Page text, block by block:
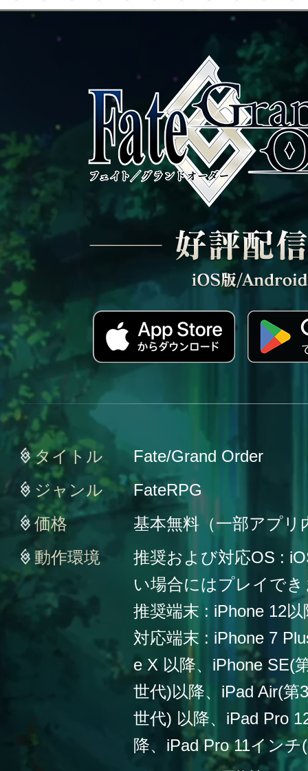
タイトル
Fate/Grand Order
ジャンル
FateRPG
価格
基本無料（一部アプリ
動作環境
推奨および対応OS :
い場合にはプレイで
推奨端末 : iPhone 12以
対応端末 : iPhone 7
e X 以降、iPhone SE(
世代)以降、iPad Air(第
世代) 以降、iPad Pro
降、iPad Pro 11インチ